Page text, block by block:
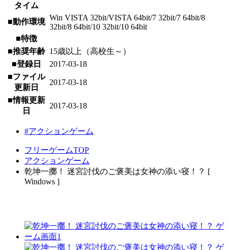
タイム
■動作環境 Win VISTA 32bit/VISTA 64bit/7 32bit/7 64bit/8
32bit/8 64bit/10 32bit/10 64bit
■特徴
■推奨年齢 15歳以上（高校生～）
■登録日
2017-03-18
■ファイル
更新日
2017-03-18
■情報更新
日
2017-03-18
#アクションゲーム
フリーゲームTOP
アクションゲーム
乾坤一擲！ 迷宮討伐のご褒美は女神の添い寝！？ [
Windows ]